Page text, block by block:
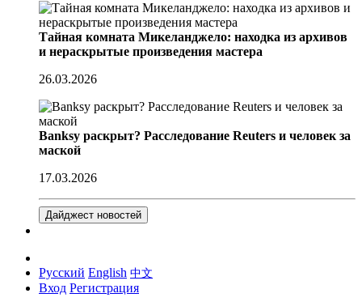
Тайная комната Микеланджело: находка из архивов
и нераскрытые произведения мастера
26.03.2026
Banksy раскрыт? Расследование Reuters и человек за
маской
17.03.2026
Дайджест новостей
Русский English 中文
Вход Регистрация